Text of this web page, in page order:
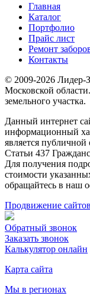
Главная
Каталог
Портфолио
Прайс лист
Ремонт
Контакты
© 2009-2026 Лидер-
Московской
земельного участка.
Данный интернет
информационный
является
Статьи 437
Для получения
стоимости
обращайтесь в наш
Продвижение
Обратный звонок
Заказать звонок
Калькулятор онлайн
Карта сайта
Мы в регионах